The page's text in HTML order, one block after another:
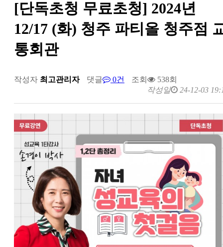
[단독초청 무료초청] 2024년
12/17 (화) 청주 파티올 청주점
통회관
작성자 최고관리자 댓글 0건 조회
538회
작성일
24-12-03